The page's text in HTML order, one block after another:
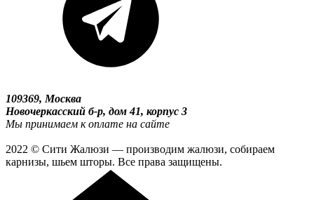
109369, Москва
Новочеркасский б-р, дом 41, корпус 3
Мы принимаем к оплате на сайте
2022 © Сити Жалюзи — производим жалюзи, собираем
карнизы, шьем шторы. Все права защищены.